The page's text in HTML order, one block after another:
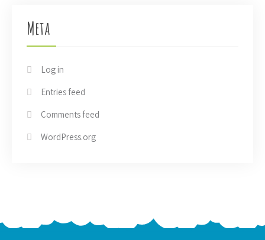
Meta
Log in
Entries feed
Comments feed
WordPress.org